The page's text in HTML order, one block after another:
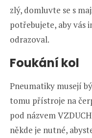
zlý, domluvte se s
potřebujete, aby vás
odrazoval.
Foukání kol
Pneumatiky musejí
tomu přístroje na
pod názvem
někde je nutné,